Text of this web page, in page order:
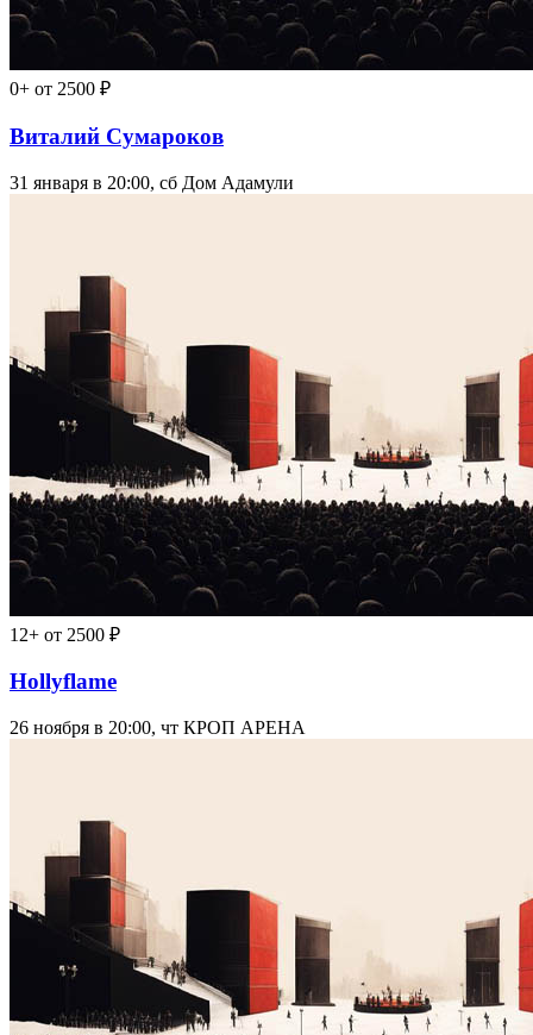
0+ от 2500 ₽
Виталий Сумароков
31 января в 20:00, сб Дом Адамули
12+ от 2500 ₽
Hollyflame
26 ноября в 20:00, чт КРОП АРЕНА